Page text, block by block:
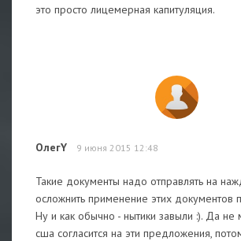
это просто лицемерная капитуляция.
ОлегY 9 июня 2015 12:48
Такие документы надо отправлять на
осложнить применение этих документов
Ну и как обычно - нытики завыли :). Да не
сша согласится на эти предложения,